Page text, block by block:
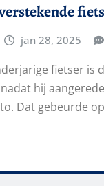
jan 28, 2025
fietser is
hij
Dat gebeurde